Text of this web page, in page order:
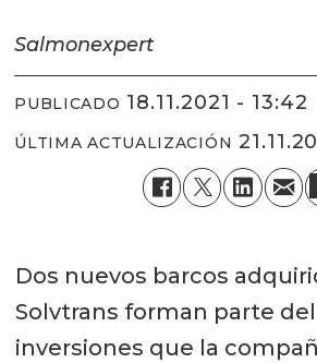
Salmonexpert
PUBLICADO 18.11.2021 - 13:42
ÚLTIMA ACTUALIZACIÓN
Dos nuevos barcos
Solvtrans forman parte
inversiones que la